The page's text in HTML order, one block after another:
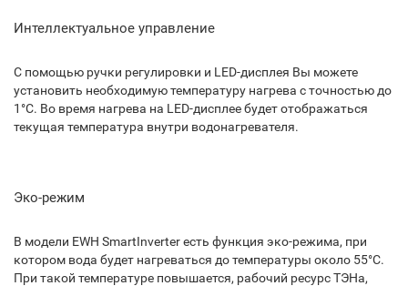
Интеллектуальное управление
С помощью ручки регулировки и LED-дисплея Вы можете
установить необходимую температуру нагрева с точностью до
1°C. Во время нагрева на LED-дисплее будет отображаться
текущая температура внутри водонагревателя.
Эко-режим
В модели EWH SmartInverter есть функция эко-режима, при
котором вода будет нагреваться до температуры около 55°С.
При такой температуре повышается, рабочий ресурс ТЭНа,